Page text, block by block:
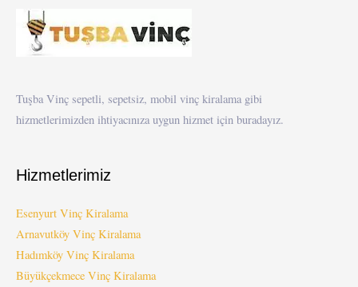
Tuşba Vinç sepetli, sepetsiz, mobil vinç kiralama gibi
hizmetlerimizden ihtiyacınıza uygun hizmet için buradayız.
Hizmetlerimiz
Esenyurt Vinç Kiralama
Arnavutköy Vinç Kiralama
Hadımköy Vinç Kiralama
Büyükçekmece Vinç Kiralama